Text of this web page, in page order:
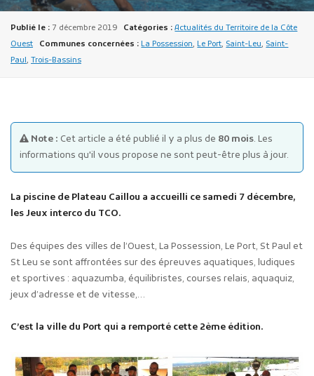
Publicité des actes
Marchés publics
Projets financés par l'Europe
Plans d'accès
Publié le : 7 décembre 2019 Catégories : Actualités du Territoire de la Côte
Ouest
Communes concernées : La Possession,Le Port, Saint-Leu, Saint-
Paul, Trois-Bassins
Note : Cet article a été publié il y a plus de 80 mois. Les
informations qu'il vous propose ne sont peut-être plus à jour.
La piscine de Plateau Caillou a accueilli ce samedi 7 décembre,
les Jeux interco du TCO.
Des équipes des villes de l’Ouest, La Possession, Le Port, St Paul et
St Leu se sont affrontées sur des épreuves aquatiques, ludiques
et sportives : aquazumba, équilibristes, courses relais, aquaquiz,
jeux d’adresse et de vitesse,…
C’est la ville du Port qui a remporté cette 2ème édition.